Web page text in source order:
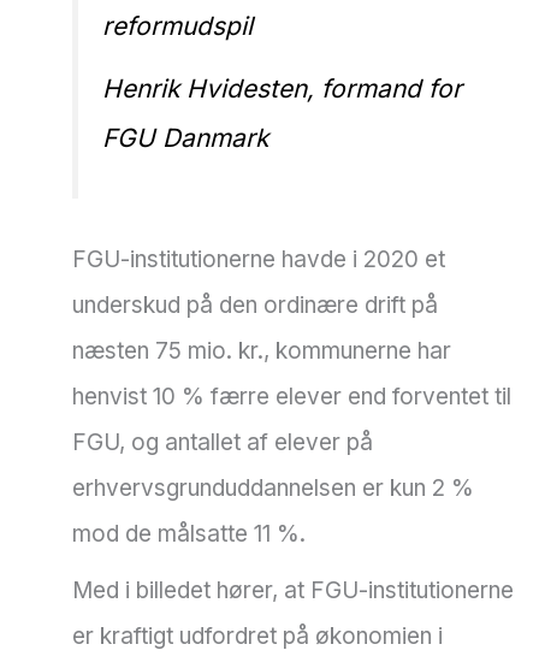
reformudspil
Henrik Hvidesten, formand for
FGU Danmark
FGU-institutionerne havde i 2020 et
underskud på den ordinære drift på
næsten 75 mio. kr., kommunerne har
henvist 10 % færre elever end forventet til
FGU, og antallet af elever på
erhvervsgrunduddannelsen er kun 2 %
mod de målsatte 11 %.
Med i billedet hører, at FGU-institutionerne
er kraftigt udfordret på økonomien i